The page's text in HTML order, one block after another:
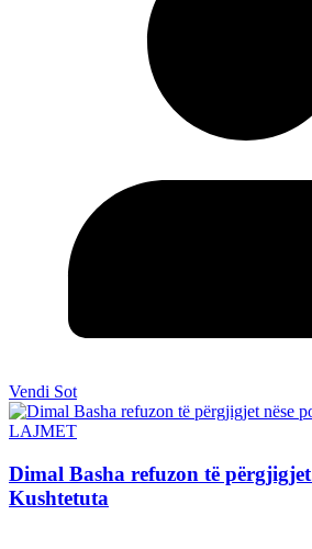
Vendi Sot
LAJMET
Dimal Basha refuzon të përgjigjet
Kushtetuta